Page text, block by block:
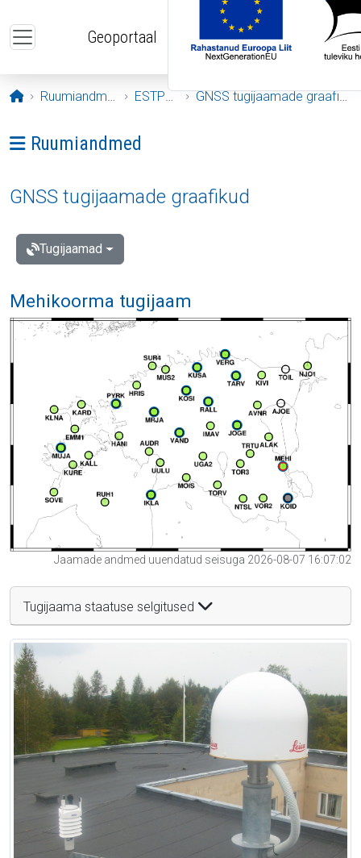
Geoportaal
Avaleht
Ruumiandmed ESTPOS GNSS tugijaamade graafikud
Ava menüü: Ruumiandmed
Ruumiandmed
GNSS tugijaamade graafikud
Tugijaamad
Mehikoorma tugijaam
Jaamade andmed uuendatud seisuga 2026-08-07 16:07:02
Tugijaama staatuse selgitused